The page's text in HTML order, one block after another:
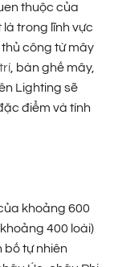
thuộc của
trong lĩnh vực
công từ mây
, bàn ghế mây,
Lighting sẽ
điểm và tính
khoảng 600
400 loài)
bố tự nhiên